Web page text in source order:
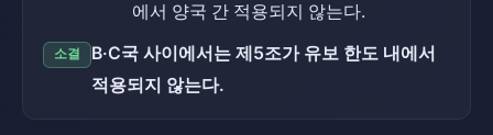
에서 양국 간 적용되지 않는다.
소결
B·C국 사이에서는 제5조가 유보 한도 내에서
적용되지 않는다.